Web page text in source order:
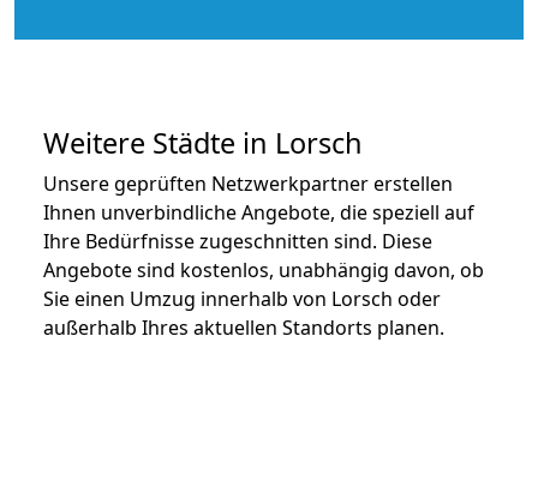
Weitere Städte in Lorsch
Unsere geprüften Netzwerkpartner erstellen
Ihnen unverbindliche Angebote, die speziell auf
Ihre Bedürfnisse zugeschnitten sind. Diese
Angebote sind kostenlos, unabhängig davon, ob
Sie einen Umzug innerhalb von Lorsch oder
außerhalb Ihres aktuellen Standorts planen.